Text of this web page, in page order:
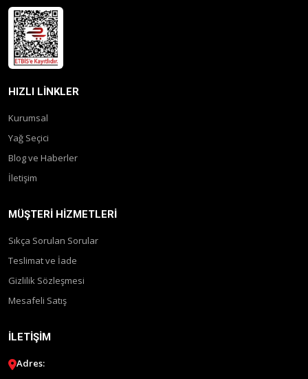
HIZLI LINKLER
Kurumsal
Yağ Seçici
Blog ve Haberler
İletişim
MÜŞTERI HIZMETLERI
Sıkça Sorulan Sorular
Teslimat ve İade
Gizlilik Sözleşmesi
Mesafeli Satış
İLETIŞIM
Adres: